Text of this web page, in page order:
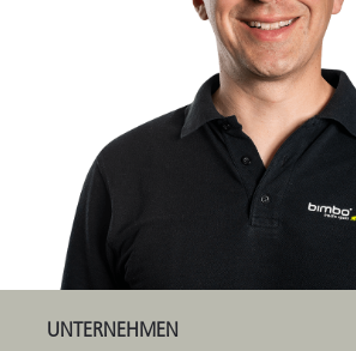
UNTERNEHMEN